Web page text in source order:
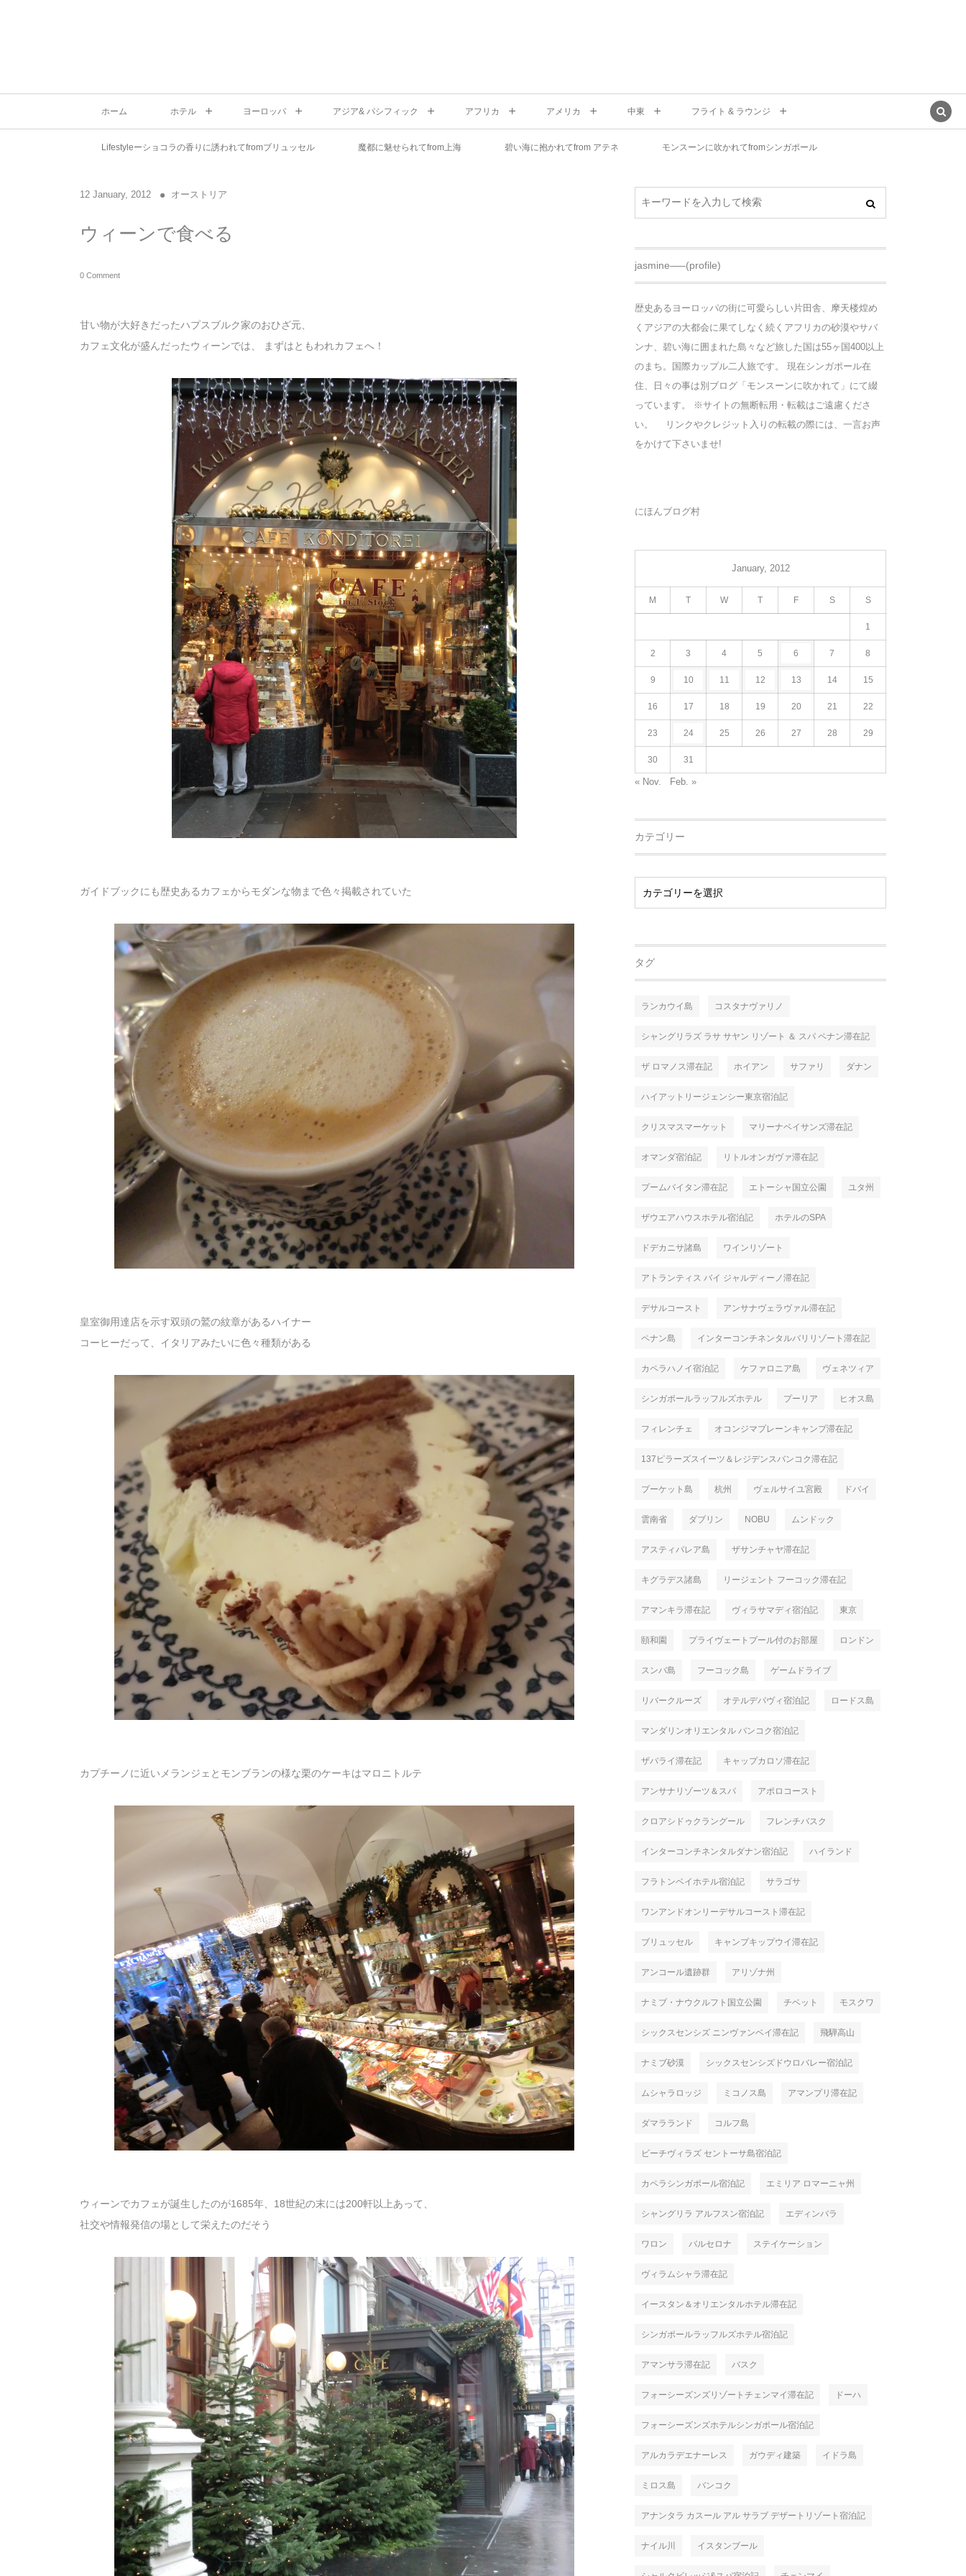
ホーム ホテル ヨーロッパ アジア& パシフィック アフリカ アメリカ 中東 フライト & ラウンジ
Lifestyleーショコラの香りに誘われてfromブリュッセル 魔都に魅せられてfrom上海 碧い海に抱かれてfrom アテネ モンスーンに吹かれてfromシンガポール
12 January, 2012 オーストリア
ウィーンで食べる
0 Comment
甘い物が大好きだったハプスブルク家のおひざ元、
カフェ文化が盛んだったウィーンでは、 まずはともわれカフェへ！
ガイドブックにも歴史あるカフェからモダンな物まで色々掲載されていた
皇室御用達店を示す双頭の鷲の紋章があるハイナー
コーヒーだって、イタリアみたいに色々種類がある
カプチーノに近いメランジェとモンブランの様な栗のケーキはマロニトルテ
ウィーンでカフェが誕生したのが1685年、18世紀の末には200軒以上あって、
社交や情報発信の場として栄えたのだそう
jasmine—–(profile)
歴史あるヨーロッパの街に可愛らしい片田舎、摩天楼煌め
くアジアの大都会に果てしなく続くアフリカの砂漠やサバ
ンナ、碧い海に囲まれた島々など旅した国は55ヶ国400以上
のまち。国際カップル二人旅です。 現在シンガポール在
住、日々の事は別ブログ「モンスーンに吹かれて」にて綴
っています。 ※サイトの無断転用・転載はご遠慮くださ
い。 リンクやクレジット入りの転載の際には、一言お声
をかけて下さいませ!
にほんブログ村
January, 2012
M T W T F S S
1
2 3 4 5 6 7 8
9 10 11 12 13 14 15
16 17 18 19 20 21 22
23 24 25 26 27 28 29
30 31
« Nov. Feb. »
カテゴリー
タグ
ランカウイ島 コスタナヴァリノ
シャングリラズ ラサ サヤン リゾート ＆ スパ ペナン滞在記
ザ ロマノス滞在記 ホイアン サファリ ダナン
ハイアットリージェンシー東京宿泊記
クリスマスマーケット マリーナベイサンズ滞在記
オマンダ宿泊記 リトルオンガヴァ滞在記
プームバイタン滞在記 エトーシャ国立公園 ユタ州
ザウエアハウスホテル宿泊記 ホテルのSPA
ドデカニサ諸島 ワインリゾート
アトランティス バイ ジャルディーノ滞在記
デサルコースト アンサナヴェラヴァル滞在記
ペナン島 インターコンチネンタルバリリゾート滞在記
カペラハノイ宿泊記 ケファロニア島 ヴェネツィア
シンガポールラッフルズホテル プーリア ヒオス島
フィレンチェ オコンジマプレーンキャンプ滞在記
137ピラーズスイーツ＆レジデンスバンコク滞在記
プーケット島 杭州 ヴェルサイユ宮殿 ドバイ
雲南省 ダブリン NOBU ムンドック
アスティパレア島 ザサンチャヤ滞在記
キグラデス諸島 リージェント フーコック滞在記
アマンキラ滞在記 ヴィラサマディ宿泊記 東京
頤和園 プライヴェートプール付のお部屋 ロンドン
スンバ島 フーコック島 ゲームドライブ
リバークルーズ オテルデパヴィ宿泊記 ロードス島
マンダリンオリエンタル バンコク宿泊記
ザバライ滞在記 キャップカロソ滞在記
アンサナリゾーツ＆スパ アポロコースト
クロアシドゥクラングール フレンチバスク
インターコンチネンタルダナン宿泊記 ハイランド
フラトンベイホテル宿泊記 サラゴサ
ワンアンドオンリーデサルコースト滞在記
ブリュッセル キャンプキップウイ滞在記
アンコール遺跡群 アリゾナ州
ナミブ・ナウクルフト国立公園 チベット モスクワ
シックスセンシズ ニンヴァンベイ滞在記 飛騨高山
ナミブ砂漠 シックスセンシズドウロバレー宿泊記
ムシャラロッジ ミコノス島 アマンプリ滞在記
ダマラランド コルフ島
ビーチヴィラズ セントーサ島宿泊記
カペラシンガポール宿泊記 エミリア ロマーニャ州
シャングリラ アルフスン宿泊記 エディンバラ
ワロン バルセロナ ステイケーション
ヴィラムシャラ滞在記
イースタン＆オリエンタルホテル滞在記
シンガポールラッフルズホテル宿泊記
アマンサラ滞在記 バスク
フォーシーズンズリゾートチェンマイ滞在記 ドーハ
フォーシーズンズホテルシンガポール宿泊記
アルカラデエナーレス ガウディ建築 イドラ島
ミロス島 バンコク
アナンタラ カスール アル サラブ デザートリゾート宿泊記
ナイル川 イスタンブール